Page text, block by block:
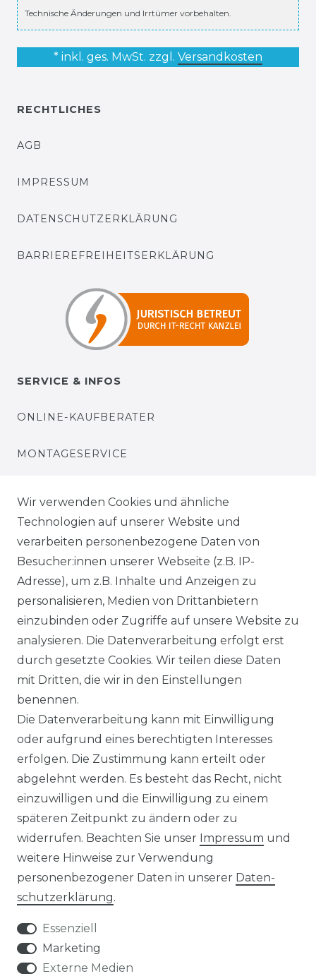
Technische Änderungen und Irrtümer vorbehalten.
* inkl. ges. MwSt. zzgl. Versandkosten
RECHTLICHES
AGB
IMPRESSUM
DATENSCHUTZERKLÄRUNG
BARRIEREFREIHEITSERKLÄRUNG
SERVICE & INFOS
ONLINE-KAUFBERATER
MONTAGESERVICE
BEZAHLUNG
KLIMA- UND UMWELTSCHUTZ
LEXIKON
UNTERNEHMEN
ÜBER UNS
HERSTELLER
REFERENZEN
Wir verwenden Cookies und ähnliche
Technologien auf unserer Website und
verarbeiten personenbezogene Daten von
Besucher:innen unserer Webseite (z.B. IP-
Adresse), um z.B. Inhalte und Anzeigen zu
personalisieren, Medien von Drittanbietern
einzubinden oder Zugriffe auf unsere Website zu
analysieren. Die Datenverarbeitung erfolgt erst
durch gesetzte Cookies. Wir teilen diese Daten
mit Dritten, die wir in den Einstellungen
benennen.
Die Datenverarbeitung kann mit Einwilligung
oder aufgrund eines berechtigten Interesses
erfolgen. Die Zustimmung kann erteilt oder
abgelehnt werden. Es besteht das Recht, nicht
einzuwilligen und die Einwilligung zu einem
späteren Zeitpunkt zu ändern oder zu
widerrufen. Beachten Sie unser Impressum und
weitere Hinweise zur Verwendung
personenbezogener Daten in unserer Daten­
schutz­erklärung.
Essenziell
Marketing
Externe Medien